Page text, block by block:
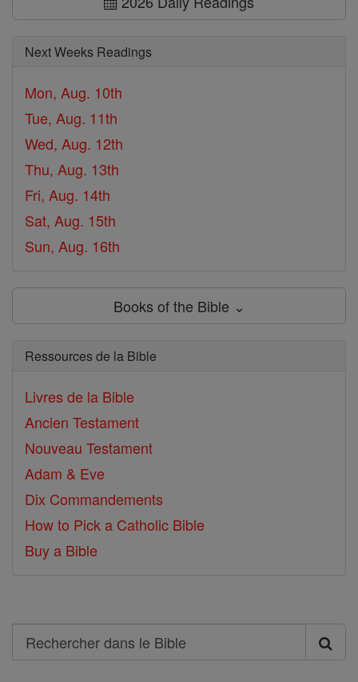
Next Weeks Readings
Mon, Aug. 10th
Tue, Aug. 11th
Wed, Aug. 12th
Thu, Aug. 13th
Fri, Aug. 14th
Sat, Aug. 15th
Sun, Aug. 16th
Books of the Bible ⌄
Ressources de la Bible
Livres de la Bible
Ancien Testament
Nouveau Testament
Adam & Eve
Dix Commandements
How to Pick a Catholic Bible
Buy a Bible
Search
Rechercher